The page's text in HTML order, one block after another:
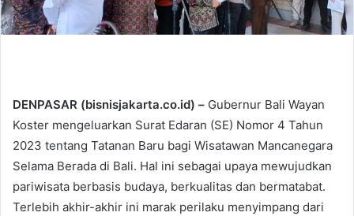
DENPASAR (bisnisjakarta.co.id) – Gubernur Bali Wayan
Koster mengeluarkan Surat Edaran (SE) Nomor 4 Tahun
2023 tentang Tatanan Baru bagi Wisatawan Mancanegara
Selama Berada di Bali. Hal ini sebagai upaya mewujudkan
pariwisata berbasis budaya, berkualitas dan bermatabat.
Terlebih akhir-akhir ini marak perilaku menyimpang dari